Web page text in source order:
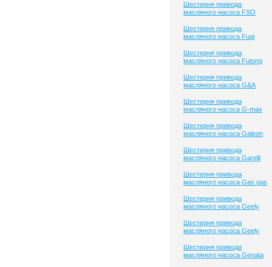
Шестерня привода
масляного насоса FSO
Шестерня привода
масляного насоса Fuqi
Шестерня привода
масляного насоса Futong
Шестерня привода
масляного насоса G&A
Шестерня привода
масляного насоса G-max
Шестерня привода
масляного насоса Galeon
Шестерня привода
масляного насоса Garelli
Шестерня привода
масляного насоса Gas gas
Шестерня привода
масляного насоса Geely
Шестерня привода
масляного насоса Geely
Шестерня привода
масляного насоса Genata